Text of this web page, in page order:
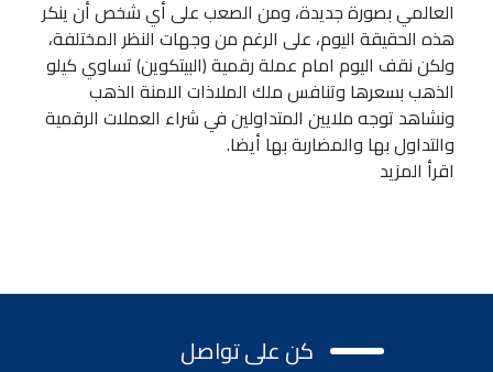
العالمي بصورة جديدة، ومن الصعب على أي شخص أن ينكر
هذه الحقيقة اليوم، على الرغم من وجهات النظر المختلفة،
ولكن نقف اليوم امام عملة رقمية (البيتكوين) تساوي كيلو
الذهب بسعرها وتنافس ملك الملاذات الامنة الذهب
ونشاهد توجه ملايين المتداولين في شراء العملات الرقمية
والتداول بها والمضاربة بها أيضا.
اقرأ المزيد
كن على تواصل